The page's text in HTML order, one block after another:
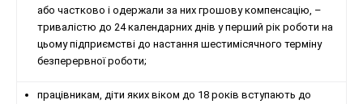
або частково і одержали за них грошову компенсацію, –
тривалістю до 24 календарних днів у перший рік роботи на
цьому підприємстві до настання шестимісячного терміну
безперервної роботи;
працівникам, діти яких віком до 18 років вступають до